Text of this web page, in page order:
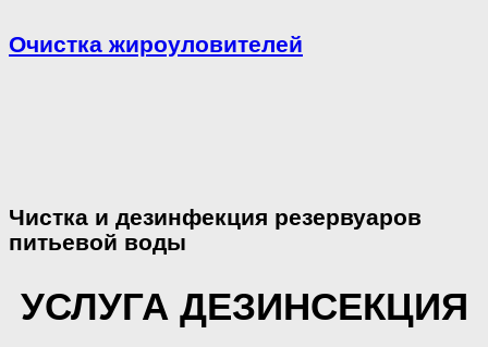
Очистка жироуловителей
Чистка и дезинфекция резервуаров
питьевой воды
УСЛУГА ДЕЗИНСЕКЦИЯ